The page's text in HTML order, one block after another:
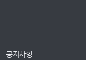
공지사항